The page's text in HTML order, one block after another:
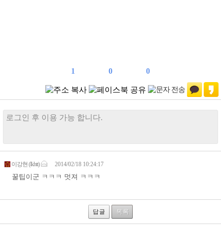
1 0 0
답 글 목 록